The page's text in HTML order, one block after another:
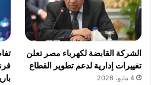
الشركة القابضة لكهرباء مصر تعلن
تغييرات إدارية لدعم تطوير القطاع
4 مايو، 2026